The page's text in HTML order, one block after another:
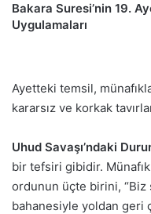
Bakara Suresi’nin 19.
Uygulamaları
Ayetteki temsil,
kararsız ve korkak
Uhud Savaşı’ndaki
bir tefsiri gibidir.
ordunun üçte birini, “Biz
bahanesiyle yoldan geri